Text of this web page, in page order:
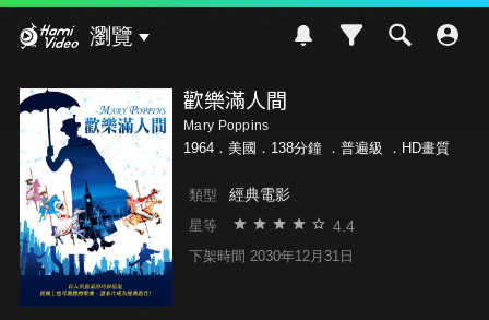
瀏覽
歡樂滿人間
Mary Poppins
1964．美國．138分鐘 ． 普遍級 ．HD畫質
類型 經典電影
星等 4.4
下架時間 2030年12月31日